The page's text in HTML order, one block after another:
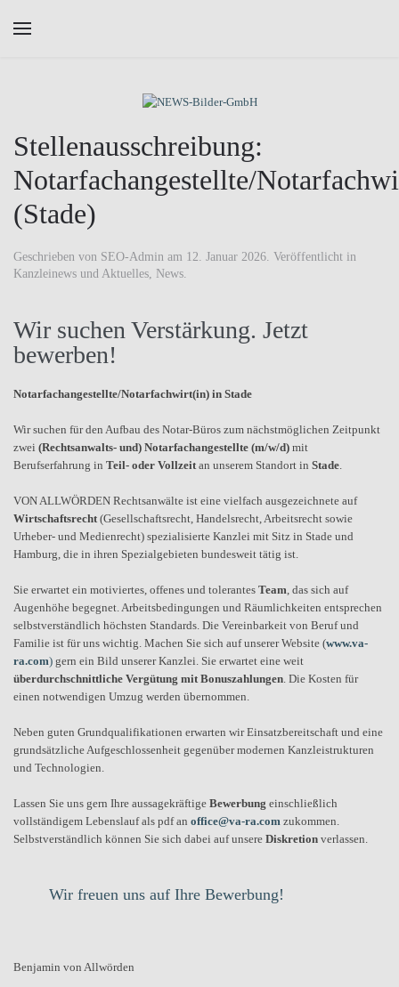
Stellenausschreibung:
Notarfachangestellte/
(Stade)
Geschrieben von SEO-Admin am 12. Januar 2026. Veröffentlicht in
Kanzleinews und Aktuelles, News.
Wir suchen Verstärkung. Jetzt
bewerben!
Notarfachangestellte/Notarfachwirt(in) in Stade
Wir suchen für den Aufbau des Notar-Büros zum nächstmöglichen Zeitpunkt
zwei (Rechtsanwalts- und) Notarfachangestellte (m/w/d) mit
Berufserfahrung in Teil- oder Vollzeitan unserem Standort in Stade.
VON ALLWÖRDEN Rechtsanwälte ist eine vielfach ausgezeichnete auf
Wirtschaftsrecht(Gesellschaftsrecht, Handelsrecht, Arbeitsrecht sowie
Urheber- und Medienrecht) spezialisierte Kanzlei mit Sitz in Stade und
Hamburg, die in ihren Spezialgebieten bundesweit tätig ist.
Sie erwartet ein motiviertes, offenes und tolerantes Team, das sich auf
Augenhöhe begegnet. Arbeitsbedingungen und Räumlichkeiten entsprechen
selbstverständlich höchsten Standards. Die Vereinbarkeit von Beruf und
Familie ist für uns wichtig. Machen Sie sich auf unserer Website (www.va-
ra.com) gern ein Bild unserer Kanzlei. Sie erwartet eine weit
überdurchschnittliche Vergütung mit Bonuszahlungen. Die Kosten für
einen notwendigen Umzug werden übernommen.
Neben guten Grundqualifikationen erwarten wir Einsatzbereitschaft und eine
grundsätzliche Aufgeschlossenheit gegenüber modernen Kanzleistrukturen
und Technologien.
Lassen Sie uns gern Ihre aussagekräftige Bewerbung einschließlich
vollständigem Lebenslauf als pdf an office@va-ra.com zukommen.
Selbstverständlich können Sie sich dabei auf unsere Diskretion verlassen.
Wir freuen uns auf Ihre Bewerbung!
Benjamin von Allwörden